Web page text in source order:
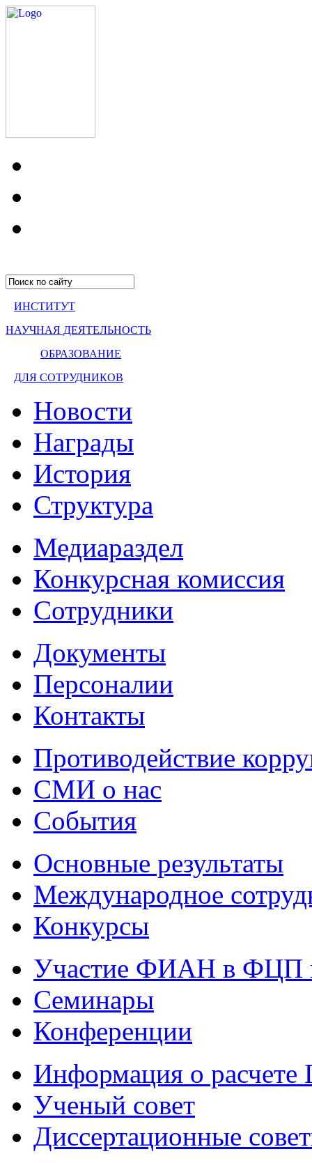
ИНСТИТУТ
НАУЧНАЯ ДЕЯТЕЛЬНОСТЬ
ОБРАЗОВАНИЕ
ДЛЯ СОТРУДНИКОВ
Новости
Награды
История
Структура
Медиараздел
Конкурсная комиссия
Сотрудники
Документы
Персоналии
Контакты
Противодействие
СМИ о нас
События
Основные результаты
Международное
Конкурсы
Участие ФИАН в ФЦП
Семинары
Конференции
Информация о
Ученый совет
Диссертационные